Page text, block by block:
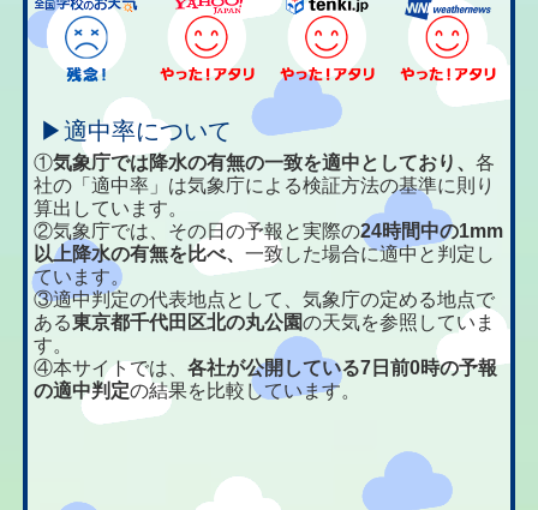
▶適中率について
①気象庁では降水の有無の一致を適中としており、各
社の「適中率」は気象庁による検証方法の基準に則り
算出しています。
②気象庁では、その日の予報と実際の24時間中の1mm
以上降水の有無を比べ、一致した場合に適中と判定し
ています。
③適中判定の代表地点として、気象庁の定める地点で
ある東京都千代田区北の丸公園の天気を参照していま
す。
④本サイトでは、各社が公開している7日前0時の予報
の適中判定の結果を比較しています。